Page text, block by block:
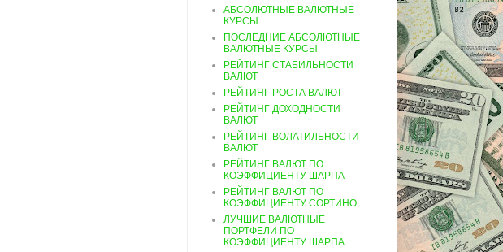
АБСОЛЮТНЫЕ ВАЛЮТНЫЕ
КУРСЫ
ПОСЛЕДНИЕ АБСОЛЮТНЫЕ
ВАЛЮТНЫЕ КУРСЫ
РЕЙТИНГ СТАБИЛЬНОСТИ
ВАЛЮТ
РЕЙТИНГ РОСТА ВАЛЮТ
РЕЙТИНГ ДОХОДНОСТИ
ВАЛЮТ
РЕЙТИНГ ВОЛАТИЛЬНОСТИ
ВАЛЮТ
РЕЙТИНГ ВАЛЮТ ПО
КОЭФФИЦИЕНТУ ШАРПА
РЕЙТИНГ ВАЛЮТ ПО
КОЭФФИЦИЕНТУ СОРТИНО
ЛУЧШИЕ ВАЛЮТНЫЕ
ПОРТФЕЛИ ПО
КОЭФФИЦИЕНТУ ШАРПА